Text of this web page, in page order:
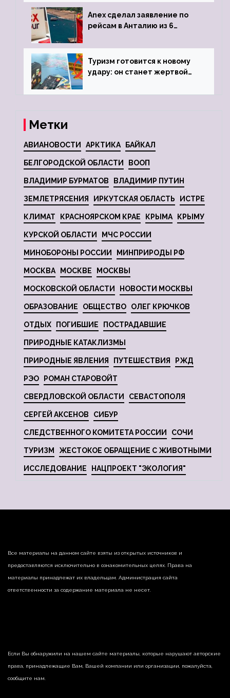
Anex сделал заявление по
рейсам в Анталию из 6
Туризм готовится к новому
удару: он станет жертвой
Метки
АВИАНОВОСТИ АРКТИКА БАЙКАЛ
БЕЛГОРОДСКОЙ ОБЛАСТИ ВООП
ВЛАДИМИР БУРМАТОВ ВЛАДИМИР ПУТИН
ЗЕМЛЕТРЯСЕНИЯ ИРКУТСКАЯ ОБЛАСТЬ ИСТРЕ
КЛИМАТ КРАСНОЯРСКОМ КРАЕ КРЫМА КРЫМУ
КУРСКОЙ ОБЛАСТИ МЧС РОССИИ
МИНОБОРОНЫ РОССИИ МИНПРИРОДЫ РФ
МОСКВА МОСКВЕ МОСКВЫ
МОСКОВСКОЙ ОБЛАСТИ НОВОСТИ МОСКВЫ
ОБРАЗОВАНИЕ ОБЩЕСТВО ОЛЕГ КРЮЧКОВ
ОТДЫХ ПОГИБШИЕ ПОСТРАДАВШИЕ
ПРИРОДНЫЕ КАТАКЛИЗМЫ
ПРИРОДНЫЕ ЯВЛЕНИЯ ПУТЕШЕСТВИЯ РЖД
РЭО РОМАН СТАРОВОЙТ
СВЕРДЛОВСКОЙ ОБЛАСТИ СЕВАСТОПОЛЯ
СЕРГЕЙ АКСЕНОВ СИБУР
СЛЕДСТВЕННОГО КОМИТЕТА РОССИИ СОЧИ
ТУРИЗМ ЖЕСТОКОЕ ОБРАЩЕНИЕ С ЖИВОТНЫМИ
ИССЛЕДОВАНИЕ НАЦПРОЕКТ "ЭКОЛОГИЯ"
Все материалы на данном сайте взяты из открытых источников и
предоставляются исключительно в ознакомительных целях. Права на
материалы принадлежат их владельцам. Администрация сайта
ответственности за содержание материала не несет.
Если Вы обнаружили на нашем сайте материалы, которые нарушают авторские
права, принадлежащие Вам, Вашей компании или организации, пожалуйста,
сообщите нам.